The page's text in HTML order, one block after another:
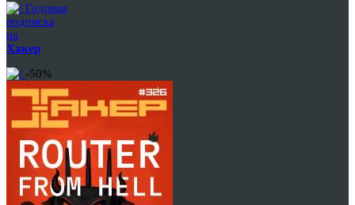
Годовая
подписка
на
Хакер
-50%